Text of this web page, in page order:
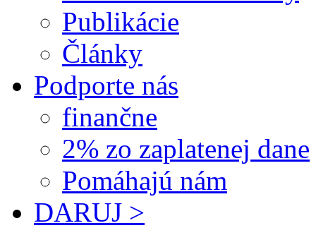
Publikácie
Články
Podporte nás
finančne
2% zo zaplatenej dane
Pomáhajú nám
DARUJ >